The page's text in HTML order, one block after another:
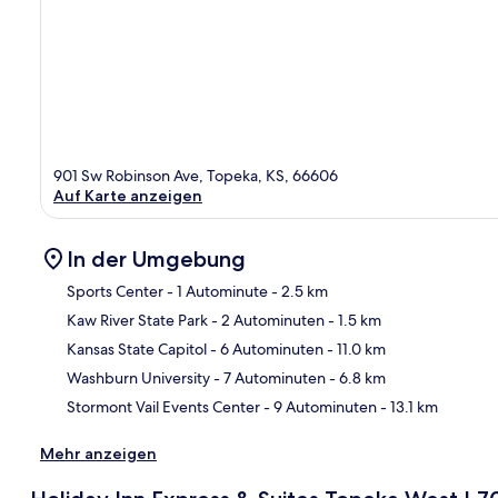
901 Sw Robinson Ave, Topeka, KS, 66606
Auf Karte anzeigen
In der Umgebung
Sports Center- 1 Autominute- 2.5 km
Kaw River State Park- 2 Autominuten- 1.5 km
Kansas State Capitol- 6 Autominuten- 11.0 km
Washburn University- 7 Autominuten- 6.8 km
Stormont Vail Events Center- 9 Autominuten- 13.1 km
Mehr anzeigen